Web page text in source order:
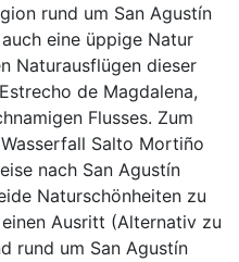
rund um San Agustín
eine üppige Natur
Naturausflügen dieser
de Magdalena,
Flusses. Zum
Salto Mortiño
nach San Agustín
Naturschönheiten zu
Ausritt (Alternativ zu
rund um San Agustín